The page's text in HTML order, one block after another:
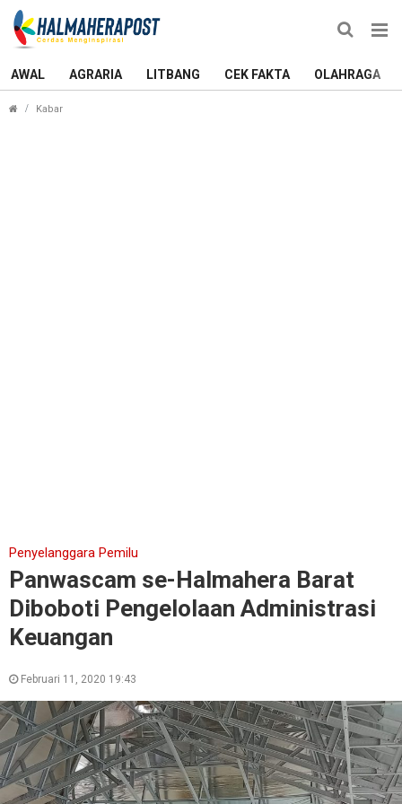
AWAL AGRARIA LITBANG CEK FAKTA OLAHRAGA
Kabar
Penyelanggara Pemilu
Panwascam se-Halmahera Barat
Diboboti Pengelolaan Administrasi
Keuangan
Februari 11, 2020 19:43